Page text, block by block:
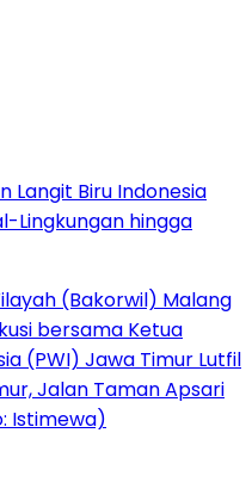
Langit Biru Indonesia
Lingkungan hingga